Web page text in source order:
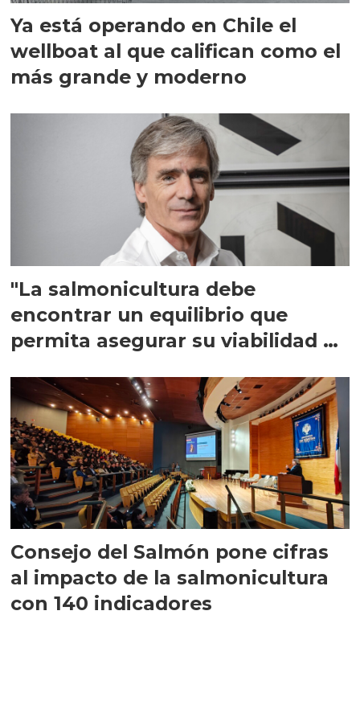
Ya está operando en Chile el
wellboat al que califican como el
más grande y moderno
"La salmonicultura debe
encontrar un equilibrio que
permita asegurar su viabilidad de
Consejo del Salmón pone cifras
al impacto de la salmonicultura
con 140 indicadores